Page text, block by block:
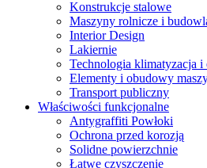
Konstrukcje stalowe
Maszyny rolnicze i
Interior Design
Lakiernie
Technologia klimatyzacja i
Elementy i obudowy
Transport publiczny
Właściwości funkcjonalne
Antygraffiti Powłoki
Ochrona przed korozją
Solidne powierzchnie
Łatwe czyszczenie